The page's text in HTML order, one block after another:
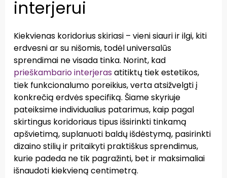
interjerui
Kiekvienas koridorius skiriasi – vieni siauri ir ilgi, kiti
erdvesni ar su nišomis, todėl universalūs
sprendimai ne visada tinka. Norint, kad
prieškambario interjeras atitiktų tiek estetikos,
tiek funkcionalumo poreikius, verta atsižvelgti į
konkrečią erdvės specifiką. Šiame skyriuje
pateiksime individualius patarimus, kaip pagal
skirtingus koridoriaus tipus išsirinkti tinkamą
apšvietimą, suplanuoti baldų išdėstymą, pasirinkti
dizaino stilių ir pritaikyti praktiškus sprendimus,
kurie padeda ne tik pagražinti, bet ir maksimaliai
išnaudoti kiekvieną centimetrą.